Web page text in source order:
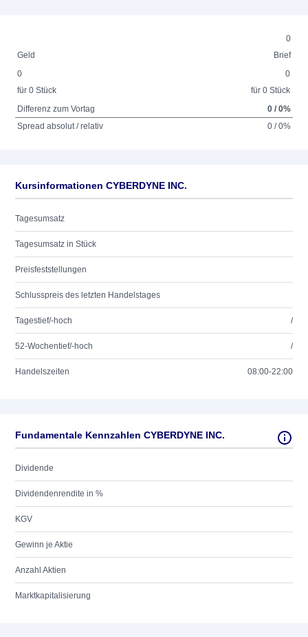
0
Geld
Brief
0
für 0 Stück
0
für 0 Stück
Differenz zum Vortag
0 / 0%
Spread absolut / relativ
0 / 0%
Kursinformationen CYBERDYNE INC.
Tagesumsatz
Tagesumsatz in Stück
Preisfeststellungen
Schlusspreis des letzten Handelstages
Tagestief/-hoch /
52-Wochentief/-hoch /
Handelszeiten 08:00-22:00
Fundamentale Kennzahlen CYBERDYNE INC.
Dividende
Dividendenrendite in %
KGV
Gewinn je Aktie
Anzahl Aktien
Marktkapitalisierung